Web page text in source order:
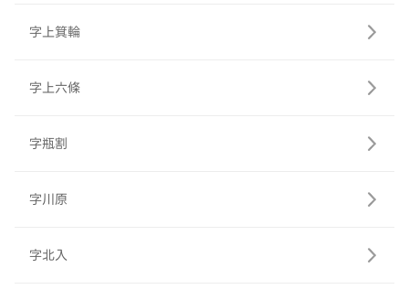
字上箕輪
字上六條
字瓶割
字川原
字北入